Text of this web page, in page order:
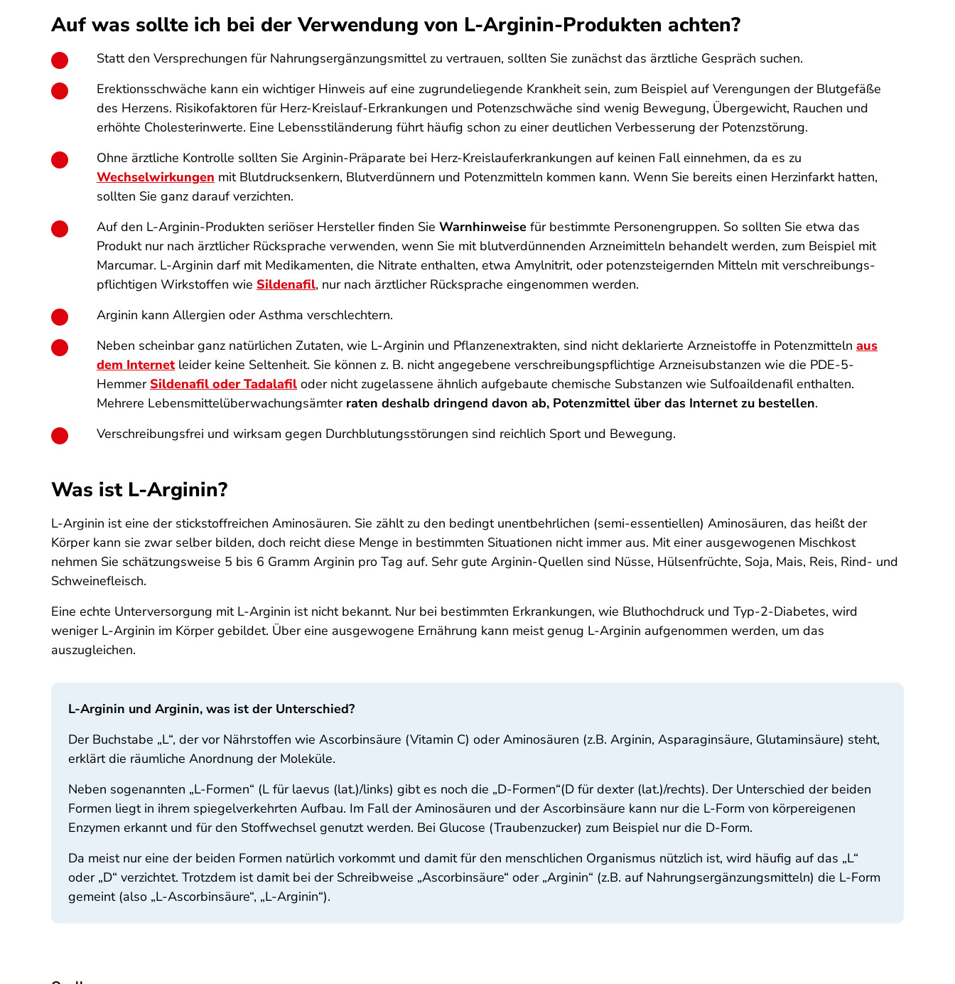
Auf was sollte ich bei der Verwendung von L-Arginin-Produkten achten?
Statt den Versprechungen für Nahrungs­ergänzungs­mittel zu vertrauen, sollten Sie zunächst das ärztliche Gespräch suchen.
Erektionsschwäche kann ein wichtiger Hinweis auf eine zugrundeliegende Krankheit sein, zum Beispiel auf Verengungen der Blutgefäße
des Herzens. Risikofaktoren für Herz-Kreislauf-Erkrankungen und Potenzschwäche sind wenig Bewegung, Übergewicht, Rauchen und
erhöhte Cholesterinwerte. Eine Lebensstiländerung führt häufig schon zu einer deutlichen Verbesserung der Potenzstörung.
Ohne ärztliche Kontrolle sollten Sie Arginin-Präparate bei Herz-Kreislauferkrankungen auf keinen Fall einnehmen, da es zu
Wechselwirkungen mit Blutdrucksenkern, Blutverdünnern und Potenzmitteln kommen kann. Wenn Sie bereits einen Herzinfarkt hatten,
sollten Sie ganz darauf verzichten.
Auf den L-Arginin-Produkten seriöser Hersteller finden Sie Warnhinweise für bestimmte Personengruppen. So sollten Sie etwa das
Produkt nur nach ärztlicher Rücksprache verwenden, wenn Sie mit blutverdünnenden Arzneimitteln behandelt werden, zum Beispiel mit
Marcumar. L-Arginin darf mit Medikamenten, die Nitrate enthalten, etwa Amylnitrit, oder potenzsteigernden Mitteln mit verschreibungs­
pflichtigen Wirkstoffen wie Sildenafil, nur nach ärztlicher Rücksprache eingenommen werden.
Arginin kann Allergien oder Asthma verschlechtern.
Neben scheinbar ganz natürlichen Zutaten, wie L-Arginin und Pflanzenextrakten, sind nicht deklarierte Arzneistoffe in Potenzmitteln aus
dem Internetleider keine Seltenheit. Sie können z. B. nicht angegebene verschreibungs­pflichtige Arznei­substanzen wie die PDE-5-
Hemmer Sildenafil oder Tadalafil oder nicht zugelassene ähnlich aufgebaute chemische Substanzen wie Sulfoail­denafil enthalten.
Mehrere Lebensmittel­überwachungs­ämter raten deshalb dringend davon ab, Potenzmittel über das Internet zu bestellen.
Verschreibungsfrei und wirksam gegen Durchblutungsstörungen sind reichlich Sport und Bewegung.
Was ist L-Arginin?
L-Arginin ist eine der stickstoff­reichen Aminosäuren. Sie zählt zu den bedingt unentbehrlichen (semi-essentiellen) Aminosäuren, das heißt der
Körper kann sie zwar selber bilden, doch reicht diese Menge in bestimmten Situationen nicht immer aus. Mit einer ausgewogenen Mischkost
nehmen Sie schätzungsweise 5 bis 6 Gramm Arginin pro Tag auf. Sehr gute Arginin-Quellen sind Nüsse, Hülsenfrüchte, Soja, Mais, Reis, Rind- und
Schweinefleisch.
Eine echte Unterversorgung mit L-Arginin ist nicht bekannt. Nur bei bestimmten Erkrankungen, wie Bluthochdruck und Typ-2-Diabetes, wird
weniger L-Arginin im Körper gebildet. Über eine ausgewogene Ernährung kann meist genug L-Arginin aufgenommen werden, um das
auszugleichen.
L-Arginin und Arginin, was ist der Unterschied?
Der Buchstabe „L“, der vor Nährstoffen wie Ascorbinsäure (Vitamin C) oder Aminosäuren (z.B. Arginin, Asparaginsäure, Glutaminsäure) steht,
erklärt die räumliche Anordnung der Moleküle.
Neben sogenannten „L-Formen“ (L für laevus (lat.)/links) gibt es noch die „D-Formen“(D für dexter (lat.)/rechts). Der Unterschied der beiden
Formen liegt in ihrem spiegelverkehrten Aufbau. Im Fall der Aminosäuren und der Ascorbinsäure kann nur die L-Form von körpereigenen
Enzymen erkannt und für den Stoffwechsel genutzt werden. Bei Glucose (Traubenzucker) zum Beispiel nur die D-Form.
Da meist nur eine der beiden Formen natürlich vorkommt und damit für den menschlichen Organismus nützlich ist, wird häufig auf das „L“
oder „D“ verzichtet. Trotzdem ist damit bei der Schreibweise „Ascorbinsäure“ oder „Arginin“ (z.B. auf Nahrungsergänzungsmitteln) die L-Form
gemeint (also „L-Ascorbinsäure“, „L-Arginin“).